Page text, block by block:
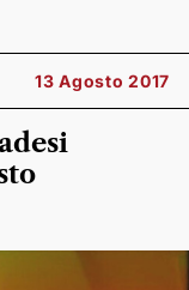
13 Agosto 2017